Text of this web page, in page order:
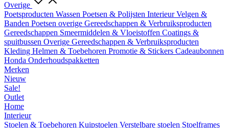
Overige
Poetsproducten Wassen Poetsen & Polijsten InterieurVelgen &
Banden Poetsen overige Gereedschappen & Verbruiksproducten
Gereedschappen Smeermiddelen & Vloeistoffen Coatings &
spuitbussen Overige Gereedschappen & Verbruiksproducten
Kleding Helmen & Toebehoren Promotie & Stickers Cadeaubonnen
Honda Onderhoudspakketten
Merken
Nieuw
Sale!
Outlet
Home
Interieur
Stoelen & Toebehoren Kuipstoelen Verstelbare stoelen Stoelframes